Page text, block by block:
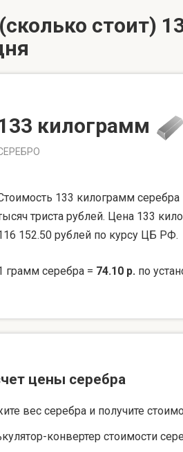
стоит)
килограмм
133 килограмм
триста рублей. Цена 133
152.50 рублей по курсу ЦБ РФ.
грамм серебра = 74.10 р. по
цены серебра
вес серебра и получите
конвертер стоимости